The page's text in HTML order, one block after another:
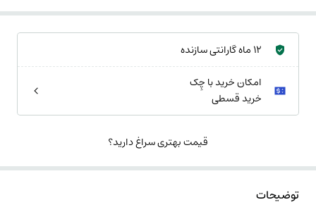
12 ماه گارانتی سازنده
امکان خرید با چِک
خرید قسطی
قیمت بهتری سراغ دارید؟
توضیحات